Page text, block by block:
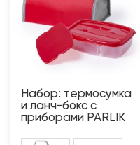
Набор: термосумка
и ланч-бокс с
приборами PARLIK